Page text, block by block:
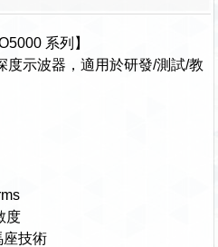
系列】
度示波器，適用於研發/測試/教
度
座技術